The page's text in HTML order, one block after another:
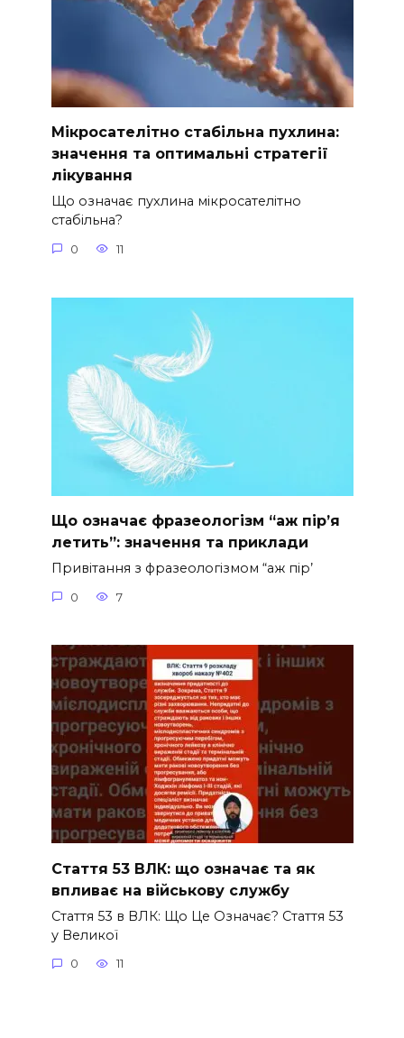
Мікросателітно стабільна пухлина:
значення та оптимальні стратегії
лікування
Що означає пухлина мікросателітно
стабільна?
0 11
Що означає фразеологізм “аж пір’я
летить”: значення та приклади
Привітання з фразеологізмом “аж пір’
0 7
Стаття 53 ВЛК: що означає та як
впливає на військову службу
Стаття 53 в ВЛК: Що Це Означає? Стаття 53
у Великої
0 11